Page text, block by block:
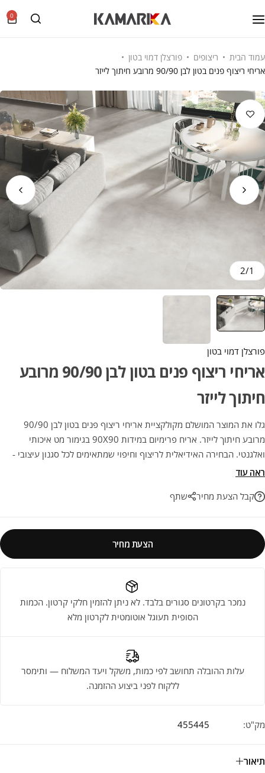
0
עמוד הבית ריצופים
פורצלן דמוי בטון
אריחי ריצוף פנים בטון לבן 90/90 מרובע חיתוך לייזר
1
/
2
פורצלן דמוי בטון
אריחי ריצוף פנים בטון לבן 90/90 מרובע
חיתוך לייזר
גלו את המוצר המושלם מקולקציית אריחי ריצוף פנים בטון לבן 90/90
מרובע חיתוך לייזר. אריח פרימיום במידות 90X90 בגימור מט איכותי
ואלגנטי. הבחירה האידיאלית לריצוף וחיפוי שמתאימים לכל סגנון עיצובי -
החל ממראה אורבני נקי ועד לעיצוב כפרי עדין. השילוב המושלם בין
ראה עוד
קבל הצעת מחיר
שתף
הצעת מחיר
נמכר בקרטונים סגורים בלבד. לא ניתן להזמין חלקי קרטון. הכמות
הסופית תעוגל אוטומטית לקרטון מלא
עלות ההובלה תחושב לפי כמות, משקל ויעד המשלוח — ותימסר
ללקוח לפני ביצוע ההזמנה.
מק"ט: 455445
תיאור